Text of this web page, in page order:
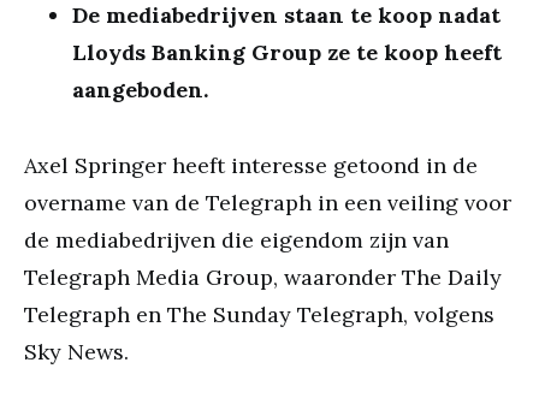
De mediabedrijven staan te koop nadat
Lloyds Banking Group ze te koop heeft
aangeboden.
Axel Springer heeft interesse getoond in de
overname van de Telegraph in een veiling voor
de mediabedrijven die eigendom zijn van
Telegraph Media Group, waaronder The Daily
Telegraph en The Sunday Telegraph, volgens
Sky News.